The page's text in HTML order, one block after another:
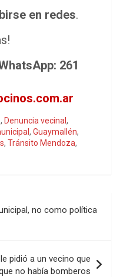
en redes.
261
, Denuncia vecinal ,
, Guaymallén,
, Tránsito Mendoza,
no como política
pidió a un vecino que
no había bomberos